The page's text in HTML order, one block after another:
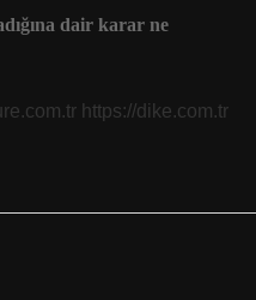
dair karar ne
https://dike.com.tr